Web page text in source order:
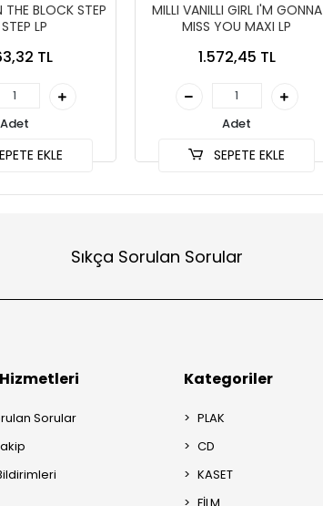
THE BLOCK STEP
LP
TL
Adet
EKLE
MILLI VANILLI GIRL I'M GONNA
MISS YOU MAXI LP
1.572,45 TL
Adet
SEPETE EKLE
Sıkça Sorulan Sorular
Sorular
Kategoriler
PLAK
CD
KASET